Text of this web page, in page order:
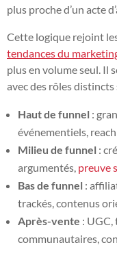
plus proche d’un acte
Cette logique rejoint
tendances du
plus en volume seul. Il
avec des rôles
Haut de funnel :
événementiels, reach
Milieu de funnel :
argumentés, preuve
Bas de funnel :
trackés, contenus
Après-vente :
communautaires,